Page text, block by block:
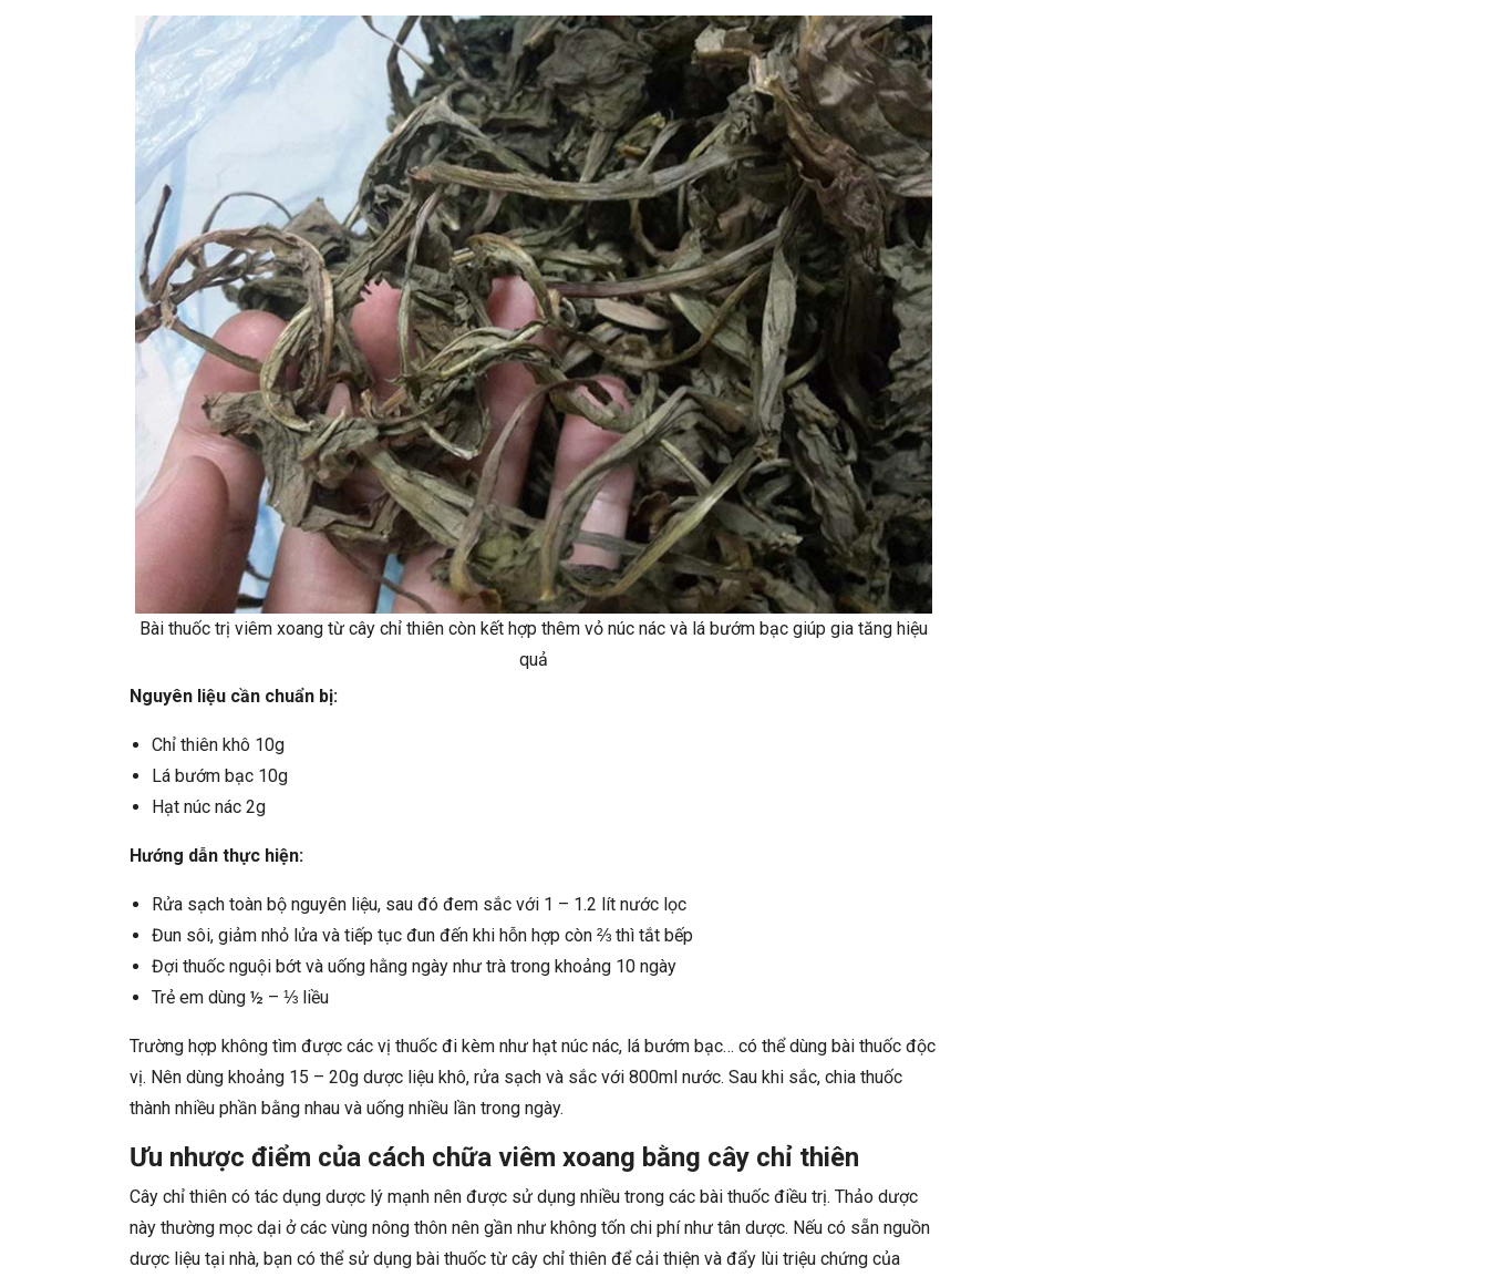
Bài thuốc trị viêm xoang từ cây chỉ thiên còn kết hợp thêm vỏ núc nác và lá bướm bạc giúp gia tăng hiệu
quả
Nguyên liệu cần chuẩn bị:
Chỉ thiên khô 10g
Lá bướm bạc 10g
Hạt núc nác 2g
Hướng dẫn thực hiện:
Rửa sạch toàn bộ nguyên liệu, sau đó đem sắc với 1 – 1.2 lít nước lọc
Đun sôi, giảm nhỏ lửa và tiếp tục đun đến khi hỗn hợp còn ⅔ thì tắt bếp
Đợi thuốc nguội bớt và uống hằng ngày như trà trong khoảng 10 ngày
Trẻ em dùng ½ – ⅓ liều
Trường hợp không tìm được các vị thuốc đi kèm như hạt núc nác, lá bướm bạc… có thể dùng bài thuốc độc
vị. Nên dùng khoảng 15 – 20g dược liệu khô, rửa sạch và sắc với 800ml nước. Sau khi sắc, chia thuốc
thành nhiều phần bằng nhau và uống nhiều lần trong ngày.
Ưu nhược điểm của cách chữa viêm xoang bằng cây chỉ thiên
Cây chỉ thiên có tác dụng dược lý mạnh nên được sử dụng nhiều trong các bài thuốc điều trị. Thảo dược
này thường mọc dại ở các vùng nông thôn nên gần như không tốn chi phí như tân dược. Nếu có sẵn nguồn
dược liệu tại nhà, bạn có thể sử dụng bài thuốc từ cây chỉ thiên để cải thiện và đẩy lùi triệu chứng của